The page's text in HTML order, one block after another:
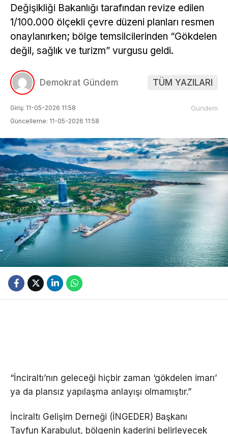
Değişikliği Bakanlığı tarafından revize edilen
1/100.000 ölçekli çevre düzeni planları resmen
onaylanırken; bölge temsilcilerinden “Gökdelen
değil, sağlık ve turizm” vurgusu geldi.
Demokrat Gündem TÜM YAZILARI
Giriş: 11-05-2026 11:58
Güncelleme: 11-05-2026 11:58
Gündem
“İnciraltı’nın geleceği hiçbir zaman ‘gökdelen imarı’
ya da plansız yapılaşma anlayışı olmamıştır.”
İnciraltı Gelişim Derneği (İNGEDER) Başkanı
Tayfun Karabulut, bölgenin kaderini belirleyecek